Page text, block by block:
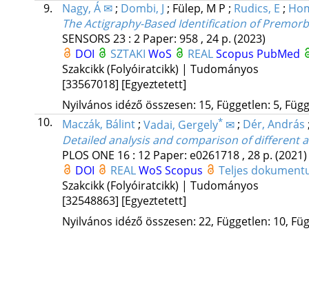
9.
Nagy, Á ✉; Dombi, J ; Fülep, M P ; Rudics, E ;
The Actigraphy-Based Identification of
SENSORS 23: 2 Paper: 958 , 24 p. (2023)
DOI
SZTAKI WoS REALScopus PubMed
Szakcikk (Folyóiratcikk) | Tudományos
[33567018] [Egyeztetett]
Nyilvános idéző összesen: 15, Független: 5,
10.
Maczák, Bálint; Vadai, Gergely*✉; Dér, András
Detailed analysis and comparison of different
PLOS ONE 16: 12 Paper: e0261718 , 28 p. (2021)
DOI
REALWoS Scopus
Teljes
Szakcikk (Folyóiratcikk) | Tudományos
[32548863] [Egyeztetett]
Nyilvános idéző összesen: 22, Független: 10,